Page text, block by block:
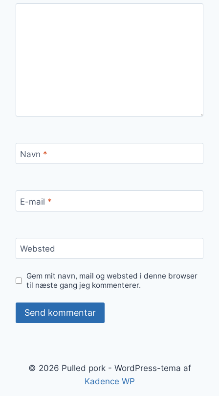
Navn *
E-mail *
Websted
Gem mit navn, mail og websted i denne browser
til næste gang jeg kommenterer.
© 2026 Pulled pork - WordPress-tema af
Kadence WP